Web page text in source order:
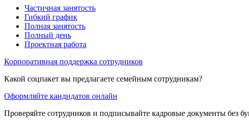
Частичная занятость
Гибкий график
Полная занятость
Полный день
Проектная работа
Корпоративная поддержка сотрудников
Какой соцпакет вы предлагаете семейным сотрудникам?
Оформляйте кандидатов онлайн
Проверяйте сотрудников и подписывайте кадровые документы без